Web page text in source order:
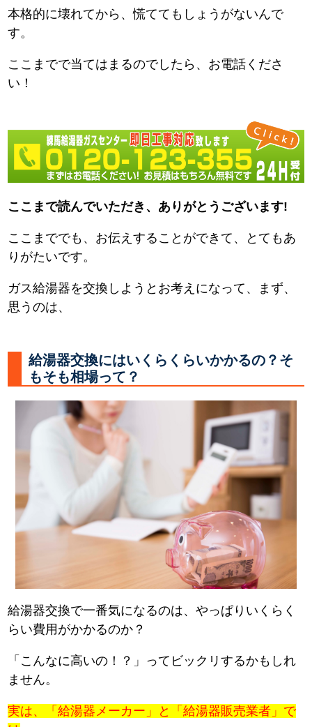
本格的に壊れてから、慌ててもしょうがないんで
す。
ここまでで当てはまるのでしたら、お電話くださ
い！
ここまで読んでいただき、ありがとうございます!
ここまででも、お伝えすることができて、とてもあ
りがたいです。
ガス給湯器を交換しようとお考えになって、まず、
思うのは、
給湯器交換にはいくらくらいかかるの？そ
もそも相場って？
給湯器交換で一番気になるのは、やっぱりいくらく
らい費用がかかるのか？
「こんなに高いの！？」ってビックリするかもしれ
ません。
実は、「給湯器メーカー」と「給湯器販売業者」で